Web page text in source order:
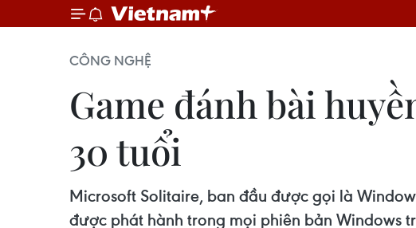
CÔNG NGHỆ
Game đánh bài
30 tuổi
Microsoft Solitaire, ban đầu được gọi là
được phát hành trong mọi phiên bản Windows